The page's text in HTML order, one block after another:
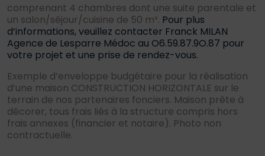
comprenant 4 chambres dont une suite parentale et
un salon/séjour/cuisine de 50 m². Pour plus
d’informations, veuillez contacter Franck MILAN
Agence de Lesparre Médoc au O6.59.87.9O.87 pour
votre projet et une prise de rendez-vous.
Exemple d’enveloppe budgétaire pour la réalisation
d’une maison CONSTRUCTION HORIZONTALE sur le
terrain de nos partenaires fonciers. Maison prête à
décorer, tous frais liés à la structure compris hors
frais annexes (financier et notaire). Photo non
contractuelle.